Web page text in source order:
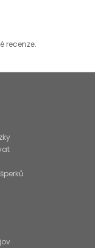
recenze.